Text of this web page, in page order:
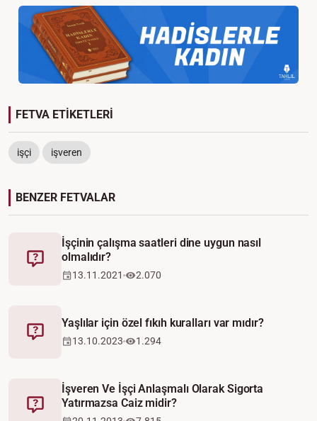
FETVA ETİKETLERİ
işçi işveren
BENZER FETVALAR
Fetva
İşçinin çalışma saatleri dine uygun nasıl
olmalıdır?
13.11.2021 2.070
Fetva
Yaşlılar için özel fıkıh kuralları var mıdır?
13.10.2023 1.294
Fetva
İşveren Ve İşçi Anlaşmalı Olarak Sigorta
Yatırmazsa Caiz midir?